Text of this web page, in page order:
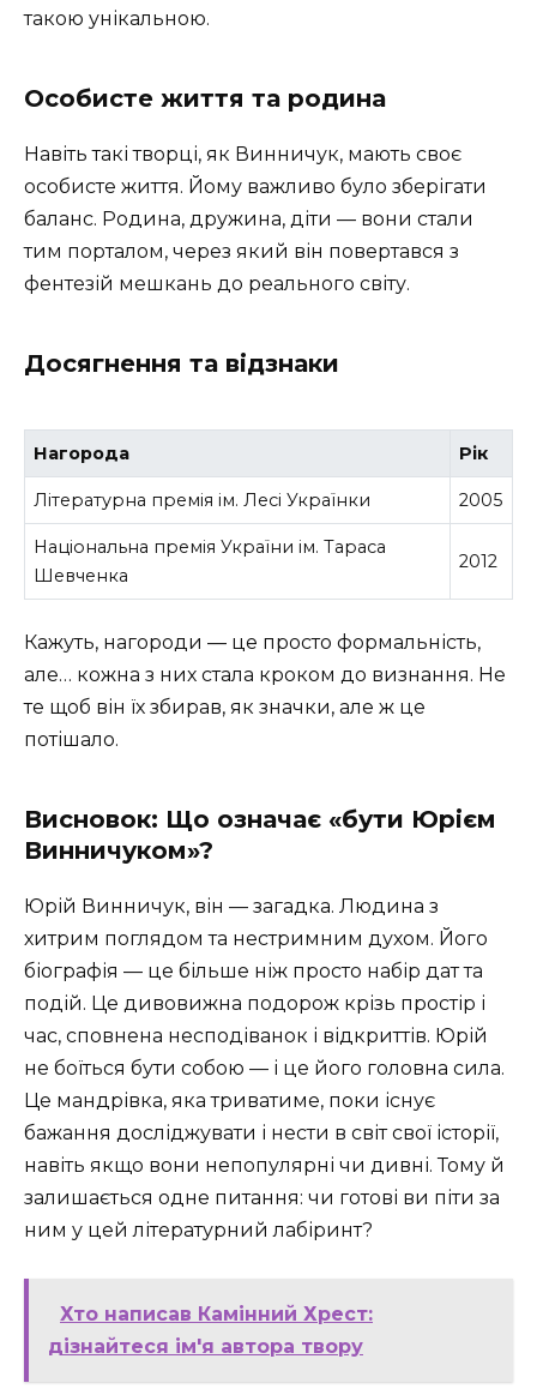
такою унікальною.
Особисте життя та родина
Навіть такі творці, як Винничук, мають своє
особисте життя. Йому важливо було зберігати
баланс. Родина, дружина, діти — вони стали
тим порталом, через який він повертався з
фентезій мешкань до реального світу.
Досягнення та відзнаки
Нагорода Рік
Літературна премія ім. Лесі Українки 2005
Національна премія України ім. Тараса
Шевченка
2012
Кажуть, нагороди — це просто формальність,
але… кожна з них стала кроком до визнання. Не
те щоб він їх збирав, як значки, але ж це
потішало.
Висновок: Що означає «бути Юрієм
Винничуком»?
Юрій Винничук, він — загадка. Людина з
хитрим поглядом та нестримним духом. Його
біографія — це більше ніж просто набір дат та
подій. Це дивовижна подорож крізь простір і
час, сповнена несподіванок і відкриттів. Юрій
не боїться бути собою — і це його головна сила.
Це мандрівка, яка триватиме, поки існує
бажання досліджувати і нести в світ свої історії,
навіть якщо вони непопулярні чи дивні. Тому й
залишається одне питання: чи готові ви піти за
ним у цей літературний лабіринт?
Хто написав Камінний Хрест:
дізнайтеся ім'я автора твору